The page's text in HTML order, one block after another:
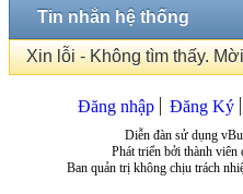
Tin nhắn hệ thống
Xin lỗi - Không tìm thấy.
Đăng nhập Đăng Ký
Diễn đàn sử dụng
Phát triển bởi thành
Ban quản trị không chịu trách